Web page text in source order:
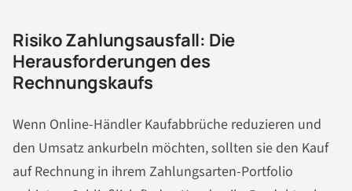
Risiko Zahlungsausfall: Die
Herausforderungen des
Rechnungskaufs
Wenn Online-Händler Kaufabbrüche reduzieren und
den Umsatz ankurbeln möchten, sollten sie den Kauf
auf Rechnung in ihrem Zahlungsarten-Portfolio